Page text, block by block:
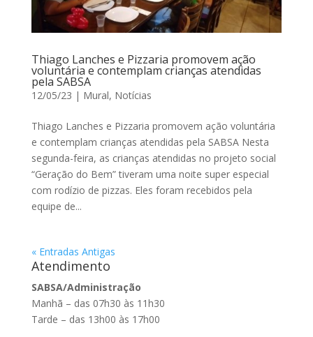
Thiago Lanches e Pizzaria promovem ação
voluntária e contemplam crianças atendidas
pela SABSA
12/05/23 | Mural, Notícias
Thiago Lanches e Pizzaria promovem ação voluntária
e contemplam crianças atendidas pela SABSA Nesta
segunda-feira, as crianças atendidas no projeto social
“Geração do Bem” tiveram uma noite super especial
com rodízio de pizzas. Eles foram recebidos pela
equipe de...
« Entradas Antigas
Atendimento
SABSA/Administração
Manhã – das 07h30 às 11h30
Tarde – das 13h00 às 17h00